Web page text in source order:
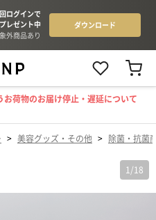
お荷物のお届け停止・遅延について
> 美容グッズ・その他 > 除菌・抗菌
1 /18